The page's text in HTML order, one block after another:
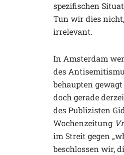
spezifischen
Tun wir dies
irrelevant.
In Amsterdam
des
behaupten
doch gerade
des Publizisten
Wochenzeitung
im Streit gegen
beschlossen wir,